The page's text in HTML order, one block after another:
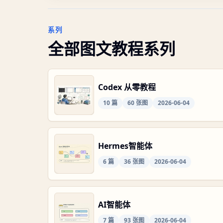
系列
全部图文教程系列
Codex 从零教程
10篇 60 张图 2026-06-04
Hermes智能体
6篇 36 张图 2026-06-04
AI智能体
7篇 93 张图 2026-06-04